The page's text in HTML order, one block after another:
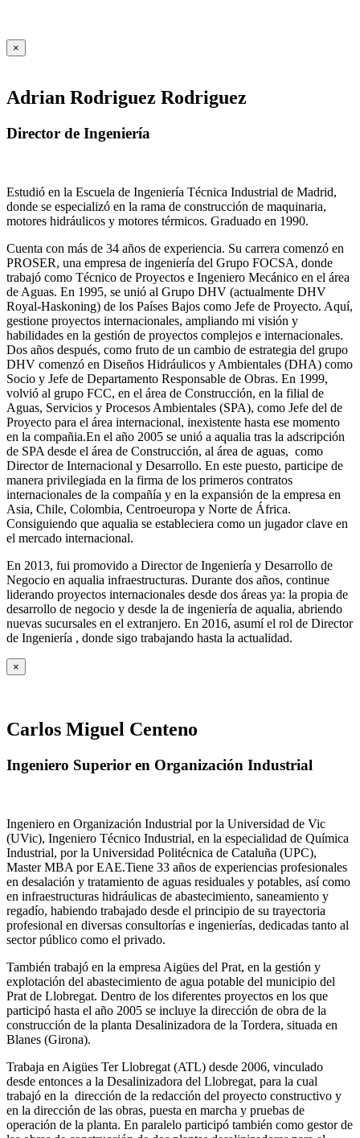
×
Adrian Rodriguez Rodriguez
Director de Ingeniería
Estudió en la Escuela de Ingeniería Técnica Industrial de Madrid,
donde se especializó en la rama de construcción de maquinaria,
motores hidráulicos y motores térmicos. Graduado en 1990.
Cuenta con más de 34 años de experiencia. Su carrera comenzó en
PROSER, una empresa de ingeniería del Grupo FOCSA, donde
trabajó como Técnico de Proyectos e Ingeniero Mecánico en el área
de Aguas. En 1995, se unió al Grupo DHV (actualmente DHV
Royal-Haskoning) de los Países Bajos como Jefe de Proyecto. Aquí,
gestione proyectos internacionales, ampliando mi visión y
habilidades en la gestión de proyectos complejos e internacionales.
Dos años después, como fruto de un cambio de estrategia del grupo
DHV comenzó en Diseños Hidráulicos y Ambientales (DHA) como
Socio y Jefe de Departamento Responsable de Obras. En 1999,
volvió al grupo FCC, en el área de Construcción, en la filial de
Aguas, Servicios y Procesos Ambientales (SPA), como Jefe del de
Proyecto para el área internacional, inexistente hasta ese momento
en la compañia.En el año 2005 se unió a aqualia tras la adscripción
de SPA desde el área de Construcción, al área de aguas, como
Director de Internacional y Desarrollo. En este puesto, participe de
manera privilegiada en la firma de los primeros contratos
internacionales de la compañía y en la expansión de la empresa en
Asia, Chile, Colombia, Centroeuropa y Norte de África.
Consiguiendo que aqualia se estableciera como un jugador clave en
el mercado internacional.
En 2013, fui promovido a Director de Ingeniería y Desarrollo de
Negocio en aqualia infraestructuras. Durante dos años, continue
liderando proyectos internacionales desde dos áreas ya: la propia de
desarrollo de negocio y desde la de ingeniería de aqualia, abriendo
nuevas sucursales en el extranjero. En 2016, asumí el rol de Director
de Ingeniería , donde sigo trabajando hasta la actualidad.
×
Carlos Miguel Centeno
Ingeniero Superior en Organización Industrial
Ingeniero en Organización Industrial por la Universidad de Vic
(UVic), Ingeniero Técnico Industrial, en la especialidad de Química
Industrial, por la Universidad Politécnica de Cataluña (UPC),
Master MBA por EAE.Tiene 33 años de experiencias profesionales
en desalación y tratamiento de aguas residuales y potables, así como
en infraestructuras hidráulicas de abastecimiento, saneamiento y
regadío, habiendo trabajado desde el principio de su trayectoria
profesional en diversas consultorías e ingenierías, dedicadas tanto al
sector público como el privado.
También trabajó en la empresa Aigües del Prat, en la gestión y
explotación del abastecimiento de agua potable del municipio del
Prat de Llobregat. Dentro de los diferentes proyectos en los que
participó hasta el año 2005 se incluye la dirección de obra de la
construcción de la planta Desalinizadora de la Tordera, situada en
Blanes (Girona).
Trabaja en Aigües Ter Llobregat (ATL) desde 2006, vinculado
desde entonces a la Desalinizadora del Llobregat, para la cual
trabajó en la dirección de la redacción del proyecto constructivo y
en la dirección de las obras, puesta en marcha y pruebas de
operación de la planta. En paralelo participó también como gestor de